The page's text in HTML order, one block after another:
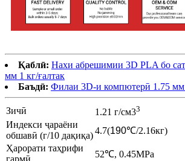
Қаблӣ: Нахи абрешимии 3D PLA бо
мм 1 кг/ғалтак
Баъдӣ: Филаи 3D-и компютерӣ 1.75 мм
Зичӣ 1.21 г/см33
Индекси ҷараёни
обшавӣ (г/10 дақиқа)4.7(190℃/2.16кг)
Ҳарорати таҳрифи
гармӣ
52℃, 0.45MPa